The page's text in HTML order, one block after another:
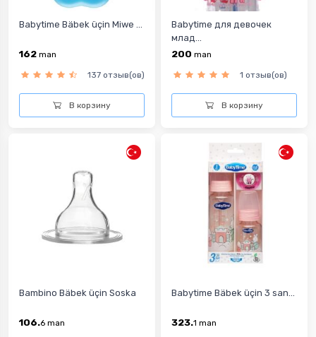
Babytime Bäbek üçin Miwe ...
162 man
137 отзыв(ов)
В корзину
Babytime для девочек
млад...
200 man
1 отзыв(ов)
В корзину
Bambino Bäbek üçin Soska
106.6 man
Babytime Bäbek üçin 3 san...
323.1 man